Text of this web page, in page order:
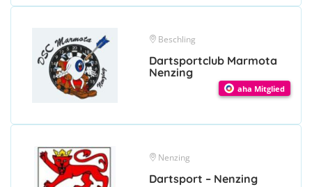
Beschling
Dartsportclub Marmota
Nenzing
aha Mitglied
Nenzing
Dartsport – Nenzing